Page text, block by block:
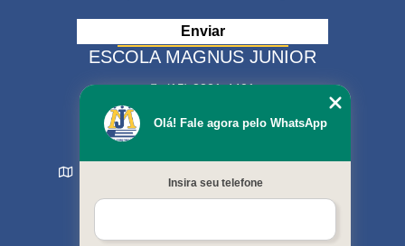
ESCOLA MAGNUS JUNIOR
(15) 3321-4401
(15) 99630-9333
matriculas@escolamagnus.com.br
Sorocaba - SP - CEP: 18044-130
MENU
Olá! Fale agora pelo WhatsApp
Insira seu telefone